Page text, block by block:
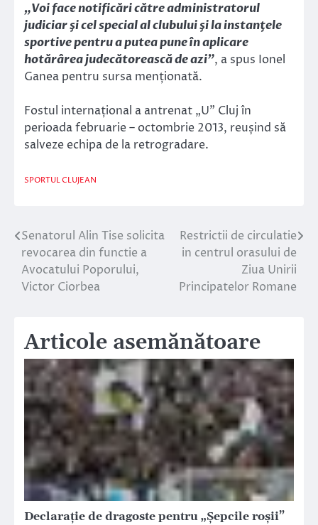
„Voi face notificări către administratorul
judiciar şi cel special al clubului şi la instanţele
sportive pentru a putea pune în aplicare
hotărârea judecătorească de azi”, a spus Ionel
Ganea pentru sursa menționată.
Fostul internațional a antrenat „U” Cluj în
perioada februarie – octombrie 2013, reușind să
salveze echipa de la retrogradare.
SPORTUL CLUJEAN
Navigare
în
articole
Senatorul Alin Tise solicita
revocarea din functie a
Avocatului Poporului,
Victor Ciorbea
Restrictii de circulatie
in centrul orasului de
Ziua Unirii
Principatelor Romane
Articole asemănătoare
Declarație de dragoste pentru „Șepcile roșii”